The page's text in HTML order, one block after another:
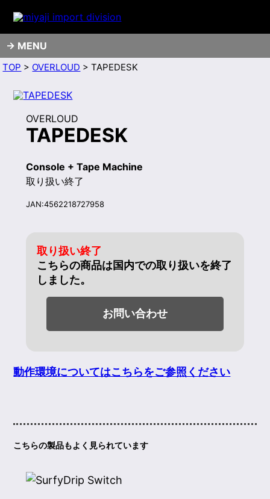
MENU
TOP > OVERLOUD > TAPEDESK
OVERLOUD
TAPEDESK
Console + Tape Machine
取り扱い終了
JAN:4562218727958
取り扱い終了
こちらの商品は国内での取り扱いを終了
しました。
お問い合わせ
動作環境についてはこちらをご参照ください
こちらの製品もよく見られています